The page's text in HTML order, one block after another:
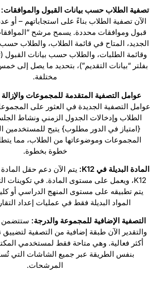
تصفية الطلاب حسب بيانات القبول والموافقات:
الآن تصفية الطلاب بناءً على استجاباتهم – أو
قبول وموافقات محددة. يسمح مرشح
الجديد، المتاح في قائمة الطلاب، والطلاب حسب
وقائمة الطلبات، والطلاب حسب بيانات القبول
بفلتر “بيانات التقديم”)، بتحديد ما يصل إلى
مختلفة.
عوامل التصفية المتقدمة للمجموعات
عوامل التصفية الجديدة في العثور على
الطلاب وإدخالات الجدول الزمني ونشاط
{امتياز في الدور مطلوب} يتيح للمستخدمين
المجموعات وموضوعاتها من الطلاب، مما
خطوة بخطوة.
المادة البديلة في K12:
يتم الآن دعم حقل
يتم تطبيقه على مستوى المنهج الدراسي أو
المواد البديلة فقط في عمليات إعداد
التصفية الإضافية للمجموعة والدرجة: ستتضمن
والتقدير الآن طبقة إضافية من التصفية
أكثر فعالية. وهي متاحة فقط لمستخدمي
بنفس الطريقة عبر جميع الشاشات التي
المرشحات.